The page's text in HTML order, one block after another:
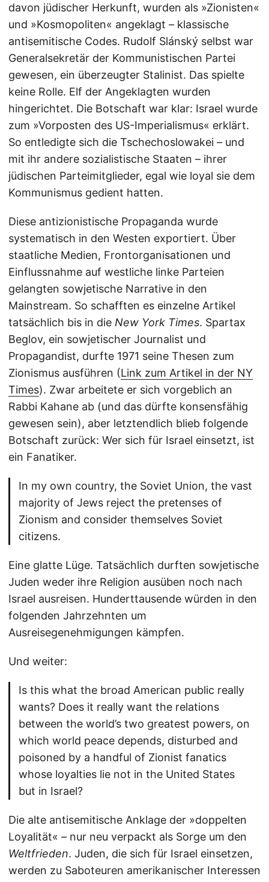
davon jüdischer Herkunft, wurden als »Zionisten«
und »Kosmopoliten« angeklagt – klassische
antisemitische Codes. Rudolf Slánský selbst war
Generalsekretär der Kommunistischen Partei
gewesen, ein überzeugter Stalinist. Das spielte
keine Rolle. Elf der Angeklagten wurden
hingerichtet. Die Botschaft war klar: Israel wurde
zum »Vorposten des US-Imperialismus« erklärt.
So entledigte sich die Tschechoslowakei – und
mit ihr andere sozialistische Staaten – ihrer
jüdischen Parteimitglieder, egal wie loyal sie dem
Kommunismus gedient hatten.
Diese antizionistische Propaganda wurde
systematisch in den Westen exportiert. Über
staatliche Medien, Frontorganisationen und
Einflussnahme auf westliche linke Parteien
gelangten sowjetische Narrative in den
Mainstream. So schafften es einzelne Artikel
tatsächlich bis in die New York Times. Spartax
Beglov, ein sowjetischer Journalist und
Propagandist, durfte 1971 seine Thesen zum
Zionismus ausführen (Link zum Artikel in der NY
Times). Zwar arbeitete er sich vorgeblich an
Rabbi Kahane ab (und das dürfte konsensfähig
gewesen sein), aber letztendlich blieb folgende
Botschaft zurück: Wer sich für Israel einsetzt, ist
ein Fanatiker.
In my own country, the Soviet Union, the vast
majority of Jews reject the pretenses of
Zionism and consider themselves Soviet
citizens.
Eine glatte Lüge. Tatsächlich durften sowjetische
Juden weder ihre Religion ausüben noch nach
Israel ausreisen. Hunderttausende würden in den
folgenden Jahrzehnten um
Ausreisegenehmigungen kämpfen.
Und weiter:
Is this what the broad American public really
wants? Does it really want the relations
between the world’s two greatest powers, on
which world peace depends, disturbed and
poisoned by a handful of Zionist fanatics
whose loyalties lie not in the United States
but in Israel?
Die alte antisemitische Anklage der »doppelten
Loyalität« – nur neu verpackt als Sorge um den
Weltfrieden. Juden, die sich für Israel einsetzen,
werden zu Saboteuren amerikanischer Interessen